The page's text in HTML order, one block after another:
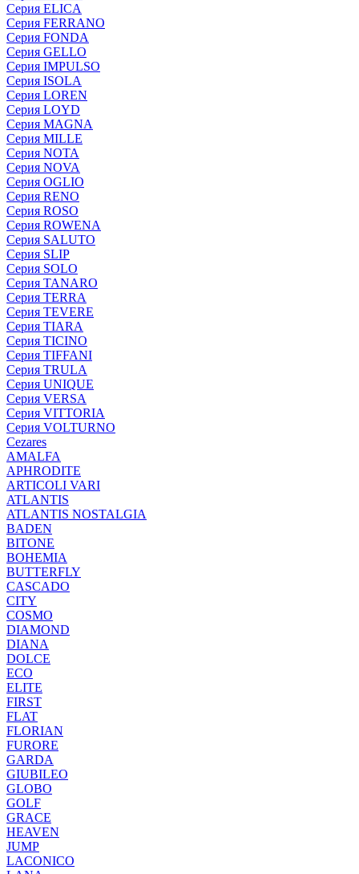
Серия ELICA
Серия FERRANO
Серия FONDA
Серия GELLO
Серия IMPULSO
Серия ISOLA
Серия LOREN
Серия LOYD
Серия MAGNA
Серия MILLE
Серия NOTA
Серия NOVA
Серия OGLIO
Серия RENO
Серия ROSO
Серия ROWENA
Серия SALUTO
Серия SLIP
Серия SOLO
Серия TANARO
Серия TERRA
Серия TEVERE
Серия TIARA
Серия TICINO
Серия TIFFANI
Серия TRULA
Серия UNIQUE
Серия VERSA
Серия VITTORIA
Серия VOLTURNO
Cezares
AMALFA
APHRODITE
ARTICOLI VARI
ATLANTIS
ATLANTIS NOSTALGIA
BADEN
BITONE
BOHEMIA
BUTTERFLY
CASCADO
CITY
COSMO
DIAMOND
DIANA
DOLCE
ECO
ELITE
FIRST
FLAT
FLORIAN
FURORE
GARDA
GIUBILEO
GLOBO
GOLF
GRACE
HEAVEN
JUMP
LACONICO